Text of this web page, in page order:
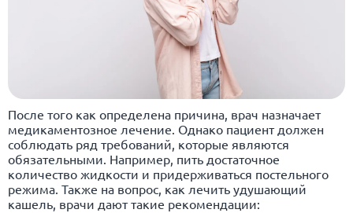
После того как определена причина, врач назначает
медикаментозное лечение. Однако пациент должен
соблюдать ряд требований, которые являются
обязательными. Например, пить достаточное
количество жидкости и придерживаться постельного
режима. Также на вопрос, как лечить удушающий
кашель, врачи дают такие рекомендации: